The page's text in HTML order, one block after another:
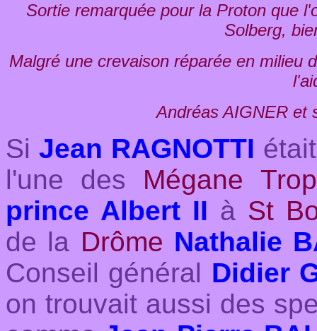
Sortie remarquée pour la Proton que
Solberg,
Malgré une crevaison réparée en milieu
Andréas AIGNER et
Si Jean RAGNOTTI
l'une des Mégane
prince Albert II à St
de la Drôme Nathalie
Conseil général Didier
on trouvait aussi des